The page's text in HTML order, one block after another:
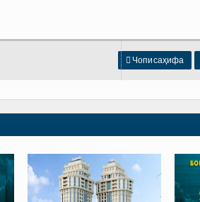
 Чопи саҳифа